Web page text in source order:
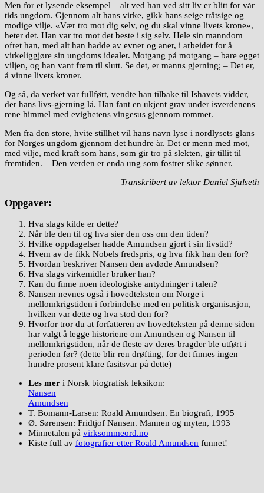
Men for et lysende eksempel – alt ved han ved sitt liv er blitt for vår
tids ungdom. Gjennom alt hans virke, gikk hans seige tråtsige og
modige vilje. «Vær tro mot dig selv, og du skal vinne livets krone»,
heter det. Han var tro mot det beste i sig selv. Hele sin manndom
ofret han, med alt han hadde av evner og aner, i arbeidet for å
virkeliggjøre sin ungdoms idealer. Motgang på motgang – bare egget
viljen, og han vant frem til slutt. Se det, er manns gjerning; – Det er,
å vinne livets kroner.
Og så, da verket var fullført, vendte han tilbake til Ishavets vidder,
der hans livs-gjerning lå. Han fant en ukjent grav under isverdenens
rene himmel med evighetens vingesus gjennom rommet.
Men fra den store, hvite stillhet vil hans navn lyse i nordlysets glans
for Norges ungdom gjennom det hundre år. Det er menn med mot,
med vilje, med kraft som hans, som gir tro på slekten, gir tillit til
fremtiden. – Den verden er enda ung som fostrer slike sønner.
Transkribert av lektor Daniel Sjulseth
Oppgaver:
Hva slags kilde er dette?
Når ble den til og hva sier den oss om den tiden?
Hvilke oppdagelser hadde Amundsen gjort i sin livstid?
Hvem av de fikk Nobels fredspris, og hva fikk han den for?
Hvordan beskriver Nansen den avdøde Amundsen?
Hva slags virkemidler bruker han?
Kan du finne noen ideologiske antydninger i talen?
Nansen nevnes også i hovedteksten om Norge i
mellomkrigstiden i forbindelse med en politisk organisasjon,
hvilken var dette og hva stod den for?
Hvorfor tror du at forfatteren av hovedteksten på denne siden
har valgt å legge historiene om Amundsen og Nansen til
mellomkrigstiden, når de fleste av deres bragder ble utført i
perioden før? (dette blir ren drøfting, for det finnes ingen
hundre prosent klare fasitsvar på dette)
Les mer i Norsk biografisk leksikon:
Nansen
Amundsen
T. Bomann-Larsen: Roald Amundsen. En biografi, 1995
Ø. Sørensen: Fridtjof Nansen. Mannen og myten, 1993
Minnetalen på virksommeord.no
Kiste full av fotografier etter Roald Amundsen funnet!